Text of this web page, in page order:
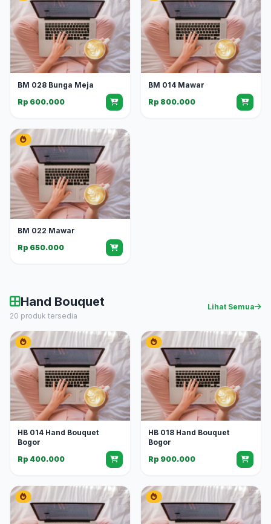
BM 028 Bunga Meja
Rp 600.000
BM 014 Mawar
Rp 800.000
BM 022 Mawar
Rp 650.000
Hand Bouquet
20 produk tersedia
Lihat Semua
HB 014 Hand Bouquet
Bogor
Rp 400.000
HB 018 Hand Bouquet
Bogor
Rp 900.000